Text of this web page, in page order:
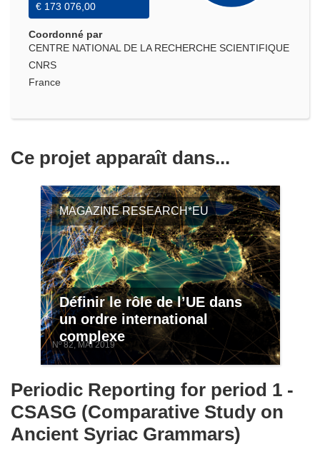
€ 173 076,00
Coordonné par
CENTRE NATIONAL DE LA RECHERCHE SCIENTIFIQUE
CNRS
France
Ce projet apparaît dans...
MAGAZINE RESEARCH*EU
Définir le rôle de l’UE dans
un ordre international
complexe
Nº 82, MAI 2019
Periodic Reporting for period 1 -
CSASG (Comparative Study on
Ancient Syriac Grammars)